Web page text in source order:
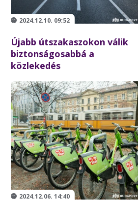
2024.12.10. 09:52
Újabb útszakaszokon válik
biztonságosabbá a
közlekedés
2024.12.06. 14:40